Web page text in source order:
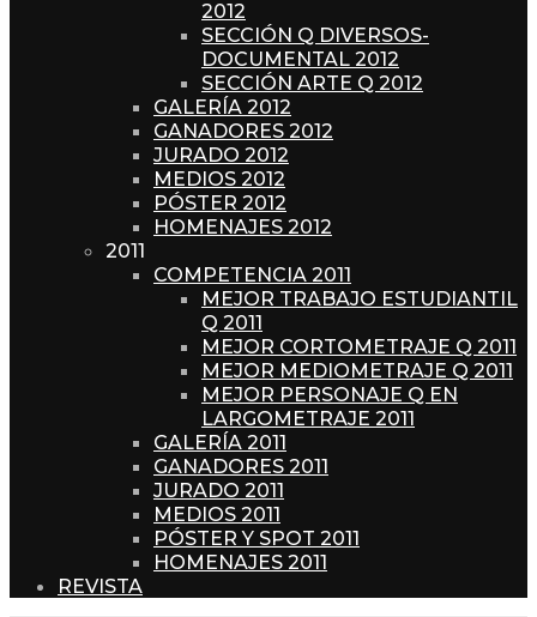
2012
SECCIÓN Q DIVERSOS-
DOCUMENTAL 2012
SECCIÓN ARTE Q 2012
GALERÍA 2012
GANADORES 2012
JURADO 2012
MEDIOS 2012
PÓSTER 2012
HOMENAJES 2012
2011
COMPETENCIA 2011
MEJOR TRABAJO ESTUDIANTIL
Q 2011
MEJOR CORTOMETRAJE Q 2011
MEJOR MEDIOMETRAJE Q 2011
MEJOR PERSONAJE Q EN
LARGOMETRAJE 2011
GALERÍA 2011
GANADORES 2011
JURADO 2011
MEDIOS 2011
PÓSTER Y SPOT 2011
HOMENAJES 2011
REVISTA